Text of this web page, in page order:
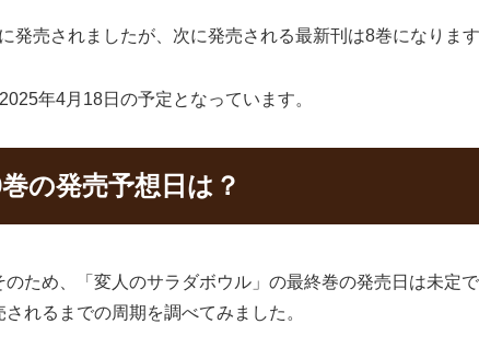
売されましたが、次に発売される最新刊は8巻になります
年4月18日の予定となっています。
の発売予想日は？
ため、「変人のサラダボウル」の最終巻の発売日は未定
れるまでの周期を調べてみました。